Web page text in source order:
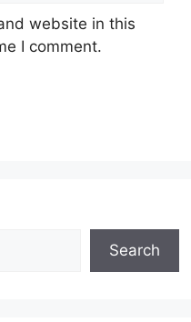
website in this
I comment.
Search